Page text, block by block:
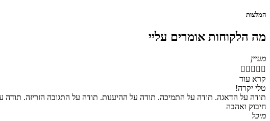
המלצות
מה הלקוחות אומרים עליי
מעיין
    
קרא עוד
טלי יקרה!
תודה על הדאגה. תודה על התמיכה. תודה על ההיענות. תודה על התגובה הזריזה.
חיבוק ואהבה
מיכל